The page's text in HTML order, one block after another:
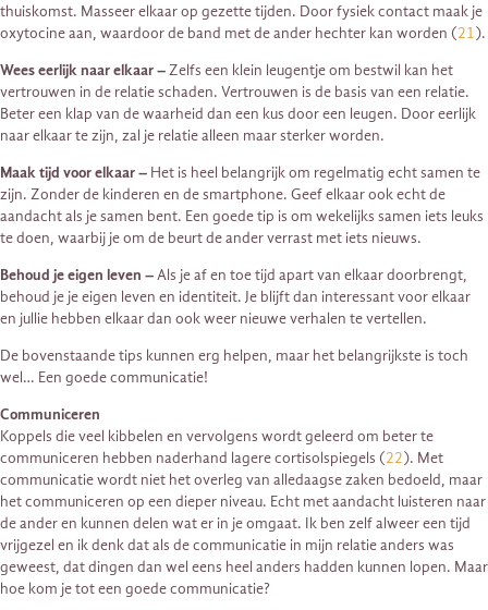
thuiskomst. Masseer elkaar op gezette tijden. Door fysiek contact maak je
oxytocine aan, waardoor de band met de ander hechter kan worden (21).
Wees eerlijk naar elkaar –Zelfs een klein leugentje om bestwil kan het
vertrouwen in de relatie schaden. Vertrouwen is de basis van een relatie.
Beter een klap van de waarheid dan een kus door een leugen. Door eerlijk
naar elkaar te zijn, zal je relatie alleen maar sterker worden.
Maak tijd voor elkaar – Het is heel belangrijk om regelmatig echt samen te
zijn. Zonder de kinderen en de smartphone. Geef elkaar ook echt de
aandacht als je samen bent. Een goede tip is om wekelijks samen iets leuks
te doen, waarbij je om de beurt de ander verrast met iets nieuws.
Behoud je eigen leven –Als je af en toe tijd apart van elkaar doorbrengt,
behoud je je eigen leven en identiteit. Je blijft dan interessant voor elkaar
en jullie hebben elkaar dan ook weer nieuwe verhalen te vertellen.
De bovenstaande tips kunnen erg helpen, maar het belangrijkste is toch
wel… Een goede communicatie!
Communiceren
Koppels die veel kibbelen en vervolgens wordt geleerd om beter te
communiceren hebben naderhand lagere cortisolspiegels (22). Met
communicatie wordt niet het overleg van alledaagse zaken bedoeld, maar
het communiceren op een dieper niveau. Echt met aandacht luisteren naar
de ander en kunnen delen wat er in je omgaat. Ik ben zelf alweer een tijd
vrijgezel en ik denk dat als de communicatie in mijn relatie anders was
geweest, dat dingen dan wel eens heel anders hadden kunnen lopen. Maar
hoe kom je tot een goede communicatie?